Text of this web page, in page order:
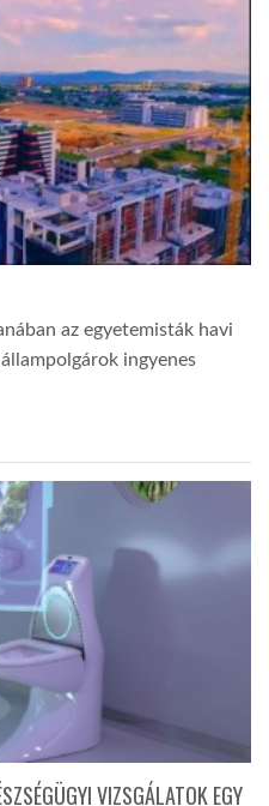
az egyetemisták havi
ingyenes
VIZSGÁLATOK EGY